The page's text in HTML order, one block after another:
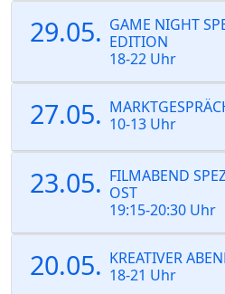
29.05. GAME NIGHT
EDITION
18-22 Uhr
27.05. 10-13 Uhr
23.05. FILMABEND
OST
19:15-20:30 Uhr
20.05. KREATIVER
18-21 Uhr